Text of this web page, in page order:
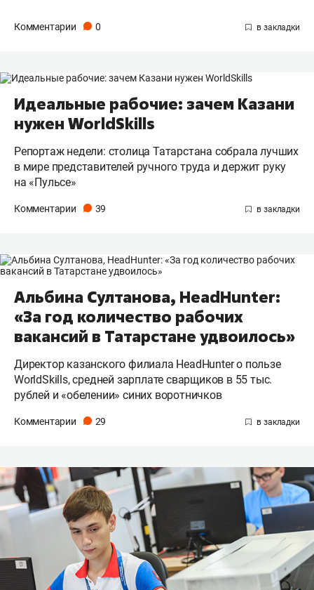
Комментарии 0
Идеальные рабочие: зачем Казани
нужен WorldSkills
Репортаж недели: столица Татарстана собрала лучших
в мире представителей ручного труда и держит руку
на «Пульсе»
Комментарии 39
Альбина Султанова, HeadHunter:
«За год количество рабочих
вакансий в Татарстане удвоилось»
Директор казанского филиала HeadHunter о пользе
WorldSkills, средней зарплате сварщиков в 55 тыс.
рублей и «обелении» синих воротничков
Комментарии 29